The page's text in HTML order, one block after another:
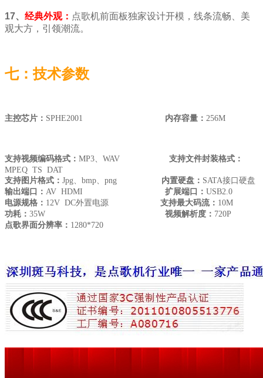
17、 经典外观： 点歌机前面板独家设计开模，线条流畅、美
观大方，引领潮流。
七：技术参数
主控芯片： SPHE2001 内存容量： 256M
支持视频编码格式： MP3、WAV
支持文件封装格式：
MPEQ TS DAT
支持图片格式： Jpg、bmp、png 内置硬盘： SATA接口硬盘
输出端口： AV HDMI 扩展端口： USB2.0
电源规格： 12V DC外置电源 支持最大码流： 10M
功耗： 35W 视频解析度： 720P
点歌界面分辨率： 1280*720